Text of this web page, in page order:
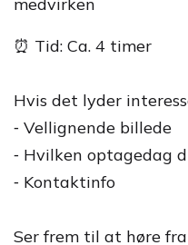
⏰ Tid: Ca. 4 timer
Hvis det lyder
⁃ Vellignende billede
⁃ Hvilken optagedag
⁃ Kontaktinfo
Ser frem til at høre